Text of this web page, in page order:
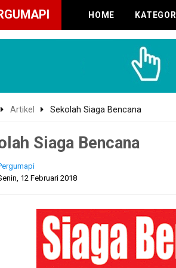
HOME KATEGORI
Artikel Sekolah Siaga Bencana
Siaga Bencana
12 Februari 2018